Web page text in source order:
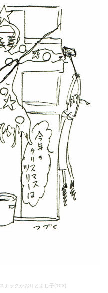
スナックかおりとよし子(103)